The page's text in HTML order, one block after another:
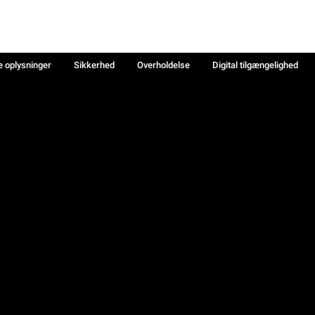
oplysninger Sikkerhed Overholdelse
Digital tilgængelighed